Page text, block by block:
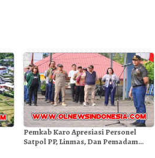
Pemkab Karo Apresiasi Personel
Satpol PP, Linmas, Dan Pemadam